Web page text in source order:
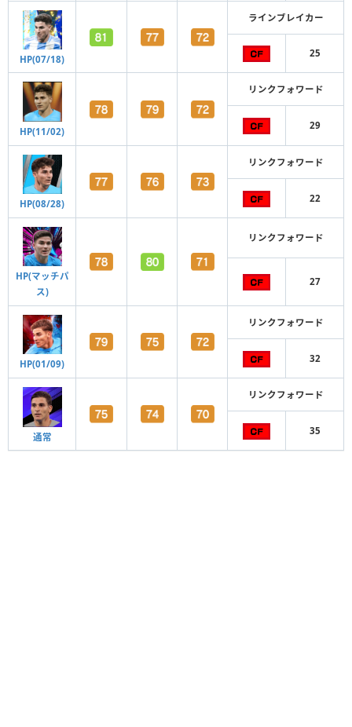
HP(07/18)
ラインブレイカー
25
HP(11/02)
リンクフォワード
29
HP(08/28)
リンクフォワード
22
HP(マッチパ
ス)
リンクフォワード
27
HP(01/09)
リンクフォワード
32
通常
リンクフォワード
35